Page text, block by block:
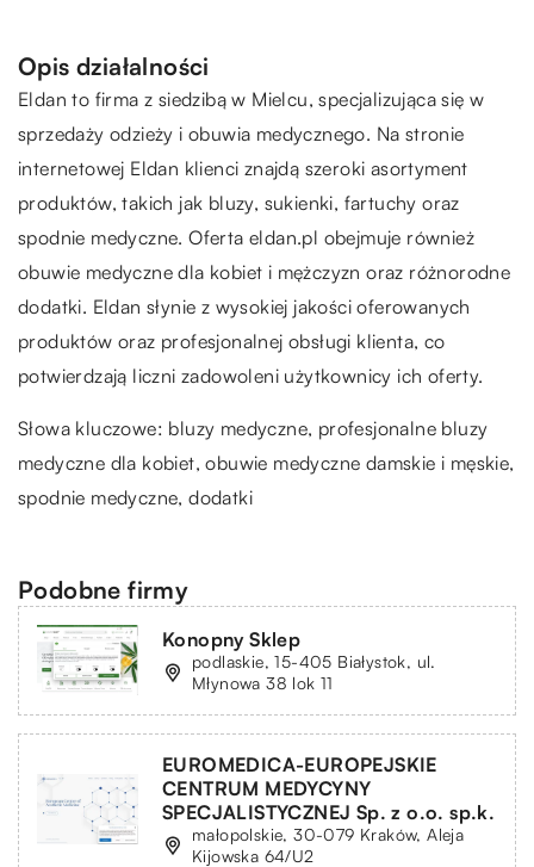
Opis działalności
Eldan to firma z siedzibą w Mielcu, specjalizująca się w
sprzedaży odzieży i obuwia medycznego. Na stronie
internetowej Eldan klienci znajdą szeroki asortyment
produktów, takich jak bluzy, sukienki, fartuchy oraz
spodnie medyczne. Oferta eldan.pl obejmuje również
obuwie medyczne dla kobiet i mężczyzn oraz różnorodne
dodatki. Eldan słynie z wysokiej jakości oferowanych
produktów oraz profesjonalnej obsługi klienta, co
potwierdzają liczni zadowoleni użytkownicy ich oferty.
Słowa kluczowe: bluzy medyczne, profesjonalne bluzy
medyczne dla kobiet, obuwie medyczne damskie i męskie,
spodnie medyczne, dodatki
Podobne firmy
Konopny Sklep
podlaskie, 15-405 Białystok, ul.
Młynowa 38 lok 11
EUROMEDICA-EUROPEJSKIE
CENTRUM MEDYCYNY
SPECJALISTYCZNEJ Sp. z o.o. sp.k.
małopolskie, 30-079 Kraków, Aleja
Kijowska 64/U2